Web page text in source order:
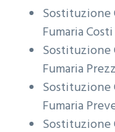
Sostituzione
Fumaria
Sostituzione
Fumaria
Sostituzione
Fumaria
Sostituzione